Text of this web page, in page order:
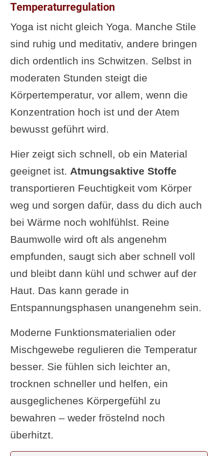
Temperaturregulation
Yoga ist nicht gleich Yoga. Manche Stile
sind ruhig und meditativ, andere bringen
dich ordentlich ins Schwitzen. Selbst in
moderaten Stunden steigt die
Körpertemperatur, vor allem, wenn die
Konzentration hoch ist und der Atem
bewusst geführt wird.
Hier zeigt sich schnell, ob ein Material
geeignet ist. Atmungsaktive Stoffe
transportieren Feuchtigkeit vom Körper
weg und sorgen dafür, dass du dich auch
bei Wärme noch wohlfühlst. Reine
Baumwolle wird oft als angenehm
empfunden, saugt sich aber schnell voll
und bleibt dann kühl und schwer auf der
Haut. Das kann gerade in
Entspannungsphasen unangenehm sein.
Moderne Funktionsmaterialien oder
Mischgewebe regulieren die Temperatur
besser. Sie fühlen sich leichter an,
trocknen schneller und helfen, ein
ausgeglichenes Körpergefühl zu
bewahren – weder fröstelnd noch
überhitzt.